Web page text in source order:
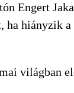
Engert
ha hiányzik
világban